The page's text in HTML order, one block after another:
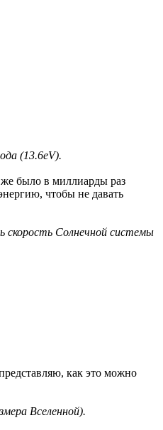
(13.6eV).
было в миллиарды раз
чтобы не давать
скорость Солнечной системы
как это можно
Вселенной).